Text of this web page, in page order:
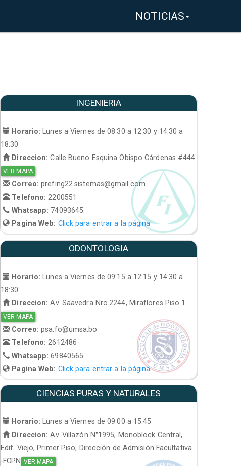
NOTICIAS
INGENIERIA
Horario:
Lunes a Viernes de 08:30 a 12:30 y 14:30 a
18:30
Direccion: Calle Bueno Esquina Obispo Cárdenas #444
VER MAPA
Correo:prefing22.sistemas@gmail.com
Telefono: 2200551
Whatsapp: 74093645
Pagina Web: Click para entrar a la página
ODONTOLOGIA
Horario:
Lunes a Viernes de 09:15 a 12:15 y 14:30 a
18:30
Direccion: Av. Saavedra Nro.2244, Miraflores Piso 1
VER MAPA
Correo:psa.fo@umsa.bo
Telefono: 2612486
Whatsapp:69840565
Pagina Web: Click para entrar a la página
CIENCIAS PURAS Y NATURALES
Horario: Lunes a Viernes de 09:00 a 15:45
Direccion: Av. Villazón N°1995, Monoblock Central,
Edif. Viejo, Primer Piso, Dirección de Admisión Facultativa
-FCPN VER MAPA